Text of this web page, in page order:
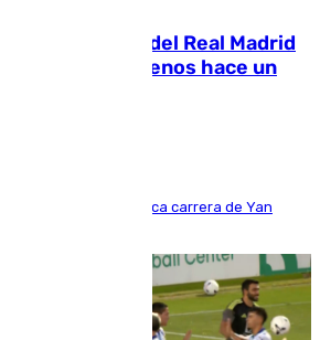
de la historia del Real Madrid
de euros menos hace un
absoluto: la meteórica carrera de Yan